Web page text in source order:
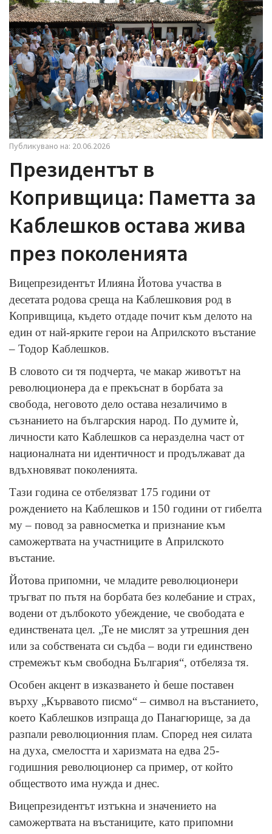
i
g
a
t
i
o
n
Публикувано на: 20.06.2026
Президентът в
Копривщица: Паметта за
Каблешков остава жива
през поколенията
Вицепрезидентът Илияна Йотова участва в
десетата родова среща на Каблешковия род в
Копривщица, където отдаде почит към делото на
един от най-ярките герои на Априлското въстание
– Тодор Каблешков.
В словото си тя подчерта, че макар животът на
революционера да е прекъснат в борбата за
свобода, неговото дело остава незаличимо в
съзнанието на българския народ. По думите ѝ,
личности като Каблешков са неразделна част от
националната ни идентичност и продължават да
вдъхновяват поколенията.
Тази година се отбелязват 175 години от
рождението на Каблешков и 150 години от гибелта
му – повод за равносметка и признание към
саможертвата на участниците в Априлското
въстание.
Йотова припомни, че младите революционери
тръгват по пътя на борбата без колебание и страх,
водени от дълбокото убеждение, че свободата е
единствената цел. „Те не мислят за утрешния ден
или за собствената си съдба – води ги единствено
стремежът към свободна България“, отбеляза тя.
Особен акцент в изказването ѝ беше поставен
върху „Кървавото писмо“ – символ на въстанието,
което Каблешков изпраща до Панагюрище, за да
разпали революционния плам. Според нея силата
на духа, смелостта и харизмата на едва 25-
годишния революционер са пример, от който
обществото има нужда и днес.
Вицепрезидентът изтъкна и значението на
саможертвата на въстаниците, като припомни